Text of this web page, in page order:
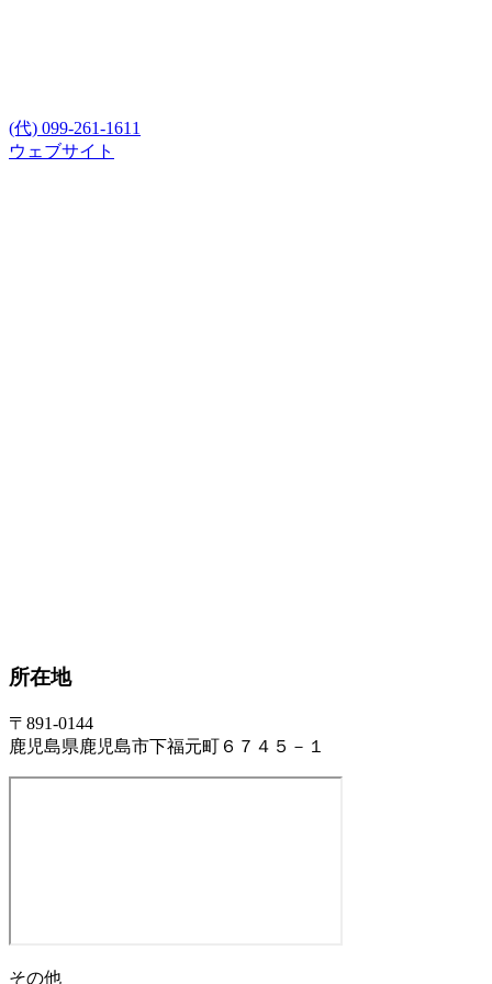
(代) 099-261-1611
ウェブサイト
所在地
〒891-0144
鹿児島県鹿児島市下福元町６７４５－１
その他